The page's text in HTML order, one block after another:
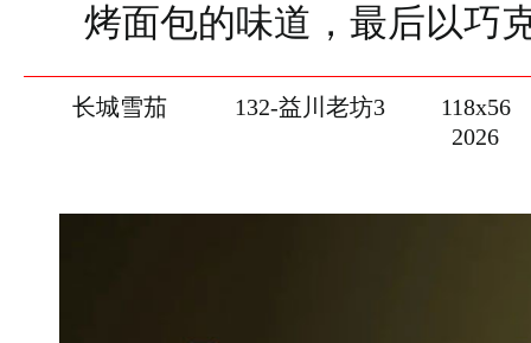
烤面包的味道，最后以巧
长城雪茄 132-益川老坊3
118x56
2026